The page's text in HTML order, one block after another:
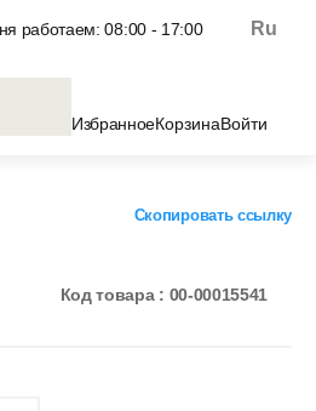
работаем: 08:00 - 17:00 Ru
ИзбранноеКорзинаВойти
Скопировать ссылку
Код товара : 00-00015541